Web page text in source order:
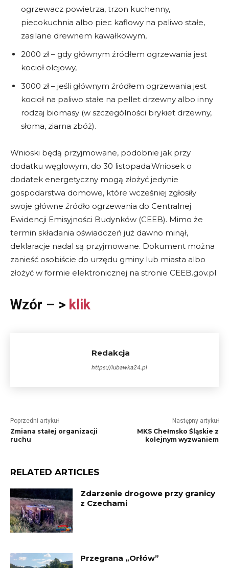
ogrzewacz powietrza, trzon kuchenny,
piecokuchnia albo piec kaflowy na paliwo stałe,
zasilane drewnem kawałkowym,
2000 zł – gdy głównym źródłem ogrzewania jest
kocioł olejowy,
3000 zł – jeśli głównym źródłem ogrzewania jest
kocioł na paliwo stałe na pellet drzewny albo inny
rodzaj biomasy (w szczególności brykiet drzewny,
słoma, ziarna zbóż).
Wnioski będą przyjmowane, podobnie jak przy
dodatku węglowym, do 30 listopada.Wniosek o
dodatek energetyczny mogą złożyć jedynie
gospodarstwa domowe, które wcześniej zgłosiły
swoje główne źródło ogrzewania do Centralnej
Ewidencji Emisyjności Budynków (CEEB). Mimo że
termin składania oświadczeń już dawno minął,
deklaracje nadal są przyjmowane. Dokument można
zanieść osobiście do urzędu gminy lub miasta albo
złożyć w formie elektronicznej na stronie CEEB.gov.pl
Wzór – > klik
Redakcja
https://lubawka24.pl
Poprzedni artykuł
Zmiana stałej organizacji
ruchu
Następny artykuł
MKS Chełmsko Śląskie z
kolejnym wyzwaniem
RELATED ARTICLES
Zdarzenie drogowe przy granicy
z Czechami
Przegrana „Orłów”